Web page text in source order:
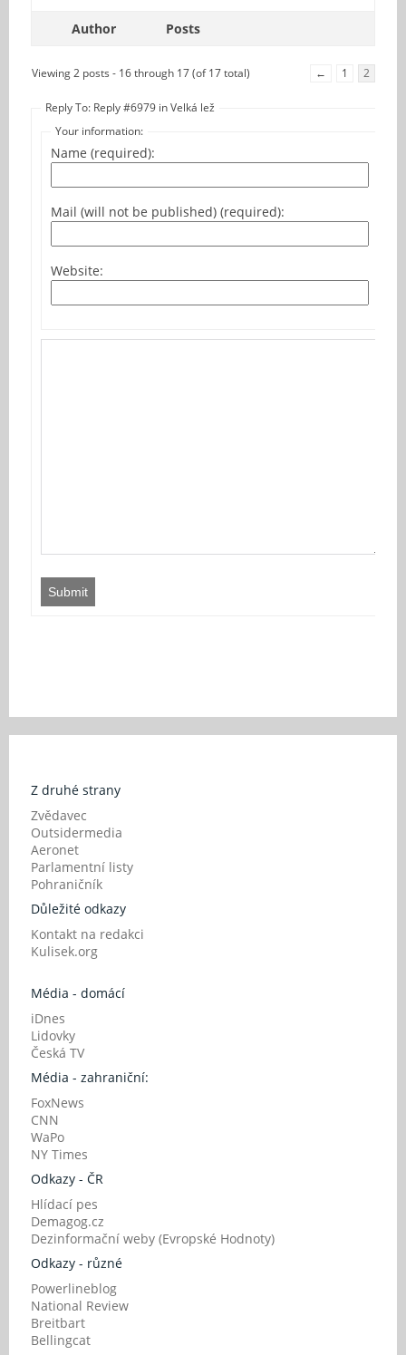
Author Posts
Viewing 2 posts - 16 through 17 (of 17 total) ← 1 2
Reply To: Reply #6979 in Velká lež
Your information:
Name (required):
Mail (will not be published) (required):
Website:
Submit
Z druhé strany
Zvědavec
Outsidermedia
Aeronet
Parlamentní listy
Pohraničník
Důležité odkazy
Kontakt na redakci
Kulisek.org
Média - domácí
iDnes
Lidovky
Česká TV
Média - zahraniční:
FoxNews
CNN
WaPo
NY Times
Odkazy - ČR
Hlídací pes
Demagog.cz
Dezinformační weby (Evropské Hodnoty)
Odkazy - různé
Powerlineblog
National Review
Breitbart
Bellingcat